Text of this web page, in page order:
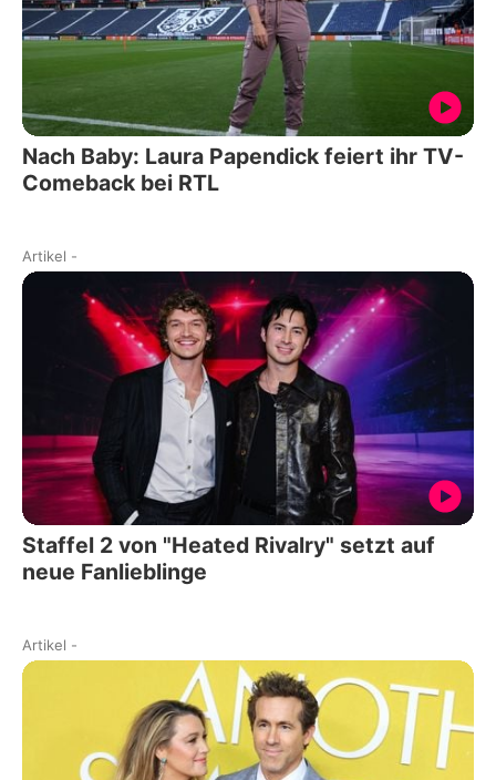
Nach Baby: Laura Papendick feiert ihr TV-
Comeback bei RTL
Artikel -
Staffel 2 von "Heated Rivalry" setzt auf
neue Fanlieblinge
Artikel -